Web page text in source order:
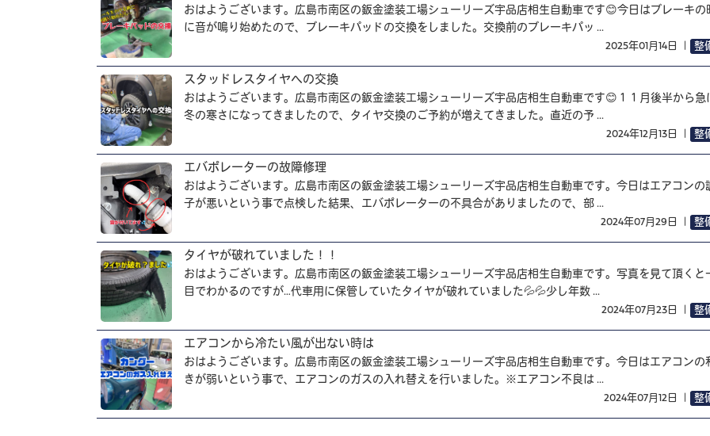
おはようございます。広島市南区の鈑金塗装工場シューリーズ宇品店相生自動車です😊今日はブレーキの
に音が鳴り始めたので、ブレーキパッドの交換をしました。交換前のブレーキパッ ...
2025年01月14日 整
スタッドレスタイヤへの交換
おはようございます。広島市南区の鈑金塗装工場シューリーズ宇品店相生自動車です😊１１月後半から急
冬の寒さになってきましたので、タイヤ交換のご予約が増えてきました。直近の予 ...
2024年12月13日 整
エバポレーターの故障修理
おはようございます。広島市南区の鈑金塗装工場シューリーズ宇品店相生自動車です。今日はエアコンの
子が悪いという事で点検した結果、エバポレーターの不具合がありましたので、部 ...
2024年07月29日 整
タイヤが破れていました！！
おはようございます。広島市南区の鈑金塗装工場シューリーズ宇品店相生自動車です。写真を見て頂くと
目でわかるのですが…代車用に保管していたタイヤが破れていました💦💦少し年数 ...
2024年07月23日 整
エアコンから冷たい風が出ない時は
おはようございます。広島市南区の鈑金塗装工場シューリーズ宇品店相生自動車です。今日はエアコンの
きが弱いという事で、エアコンのガスの入れ替えを行いました。※エアコン不良は ...
2024年07月12日 整